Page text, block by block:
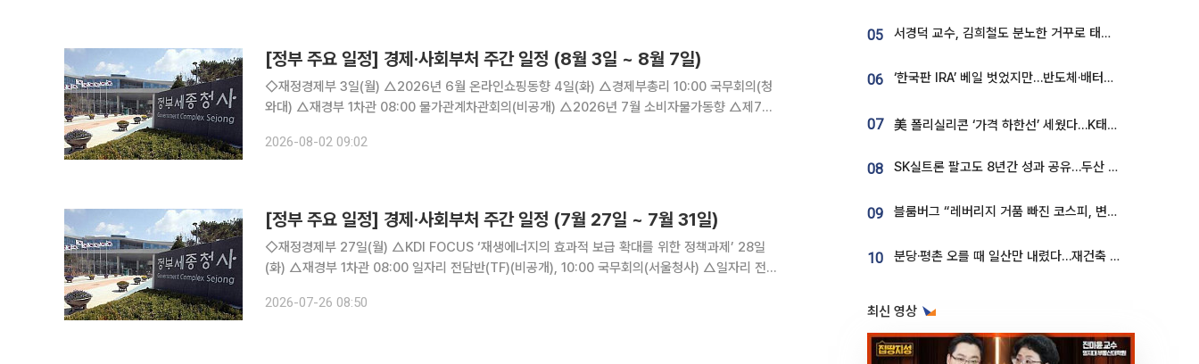
[정부 주요 일정] 경제·사회부처 주간 일정 (8월 3일 ~ 8월 7일)
◇재정경제부 3일(월) △2026년 6월 온라인쇼핑동향 4일(화) △경제부총리 10:00 국무회의(청
와대) △재경부 1차관 08:00 물가관계차관회의(비공개) △2026년 7월 소비자물가동향 △제72
(목) △경제부총리 08:00 비상경제
2026-08-02 09:02
[정부 주요 일정] 경제·사회부처 주간 일정 (7월 27일 ~ 7월 31일)
◇재정경제부 27일(월) △KDI FOCUS ‘재생에너지의 효과적 보급 확대를 위한 정책과제’ 28일
(화) △재경부 1차관 08:00 일자리 전담반(TF)(비공개), 10:00 국무회의(서울청사) △일자리 전담
부총리 17:00 공급망 구
2026-07-26 08:50
05 서경덕 교수, 김희철도 분노한 거꾸로 태극기⋯"엉터리는 아냐, 아쉬울 뿐"
06 ‘한국판 IRA’ 베일 벗었지만…반도체·배터리 업계 “시행령이 관건”
07 美 폴리실리콘 ‘가격 하한선’ 세웠다…K태양광 수혜 기대
08 SK실트론 팔고도 8년간 성과 공유…두산 인수대금 2.3조가 끝 아냐
09 블룸버그 “레버리지 거품 빠진 코스피, 변동성 최악 국면 지났을 가능성”
10 분당·평촌 오를 때 일산만 내렸다…재건축 기대감도 ‘무색’
최신 영상